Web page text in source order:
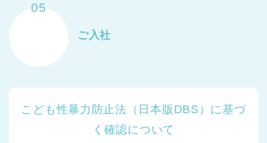
05
ご入社
こども性暴力防止法（日本版DBS）に基づ
く確認について